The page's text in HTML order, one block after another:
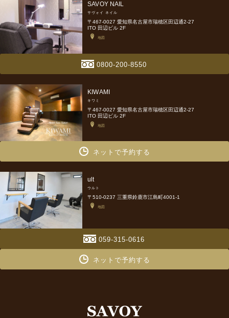
SAVOY NAIL
サヴォイ ネイル
〒467-0027 愛知県名古屋市瑞穂区田辺通2-27
ITO 田辺ビル 2F
地図
0800-200-8550
KIWAMI
キワミ
〒467-0027 愛知県名古屋市瑞穂区田辺通2-27
ITO 田辺ビル 2F
地図
ネットで予約する
ult
ウルト
〒510-0237 三重県鈴鹿市江島町4001-1
地図
059-315-0616
ネットで予約する